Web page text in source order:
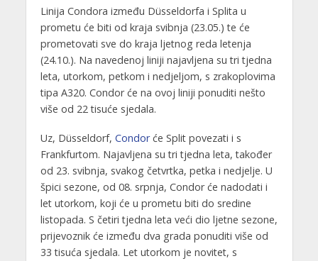
Linija Condora između Düsseldorfa i Splita u
prometu će biti od kraja svibnja (23.05.) te će
prometovati sve do kraja ljetnog reda letenja
(24.10.). Na navedenoj liniji najavljena su tri tjedna
leta, utorkom, petkom i nedjeljom, s zrakoplovima
tipa A320. Condor će na ovoj liniji ponuditi nešto
više od 22 tisuće sjedala.
Uz, Düsseldorf, Condorće Split povezati i s
Frankfurtom. Najavljena su tri tjedna leta, također
od 23. svibnja, svakog četvrtka, petka i nedjelje. U
špici sezone, od 08. srpnja, Condor će nadodati i
let utorkom, koji će u prometu biti do sredine
listopada. S četiri tjedna leta veći dio ljetne sezone,
prijevoznik će između dva grada ponuditi više od
33 tisuća sjedala. Let utorkom je novitet, s